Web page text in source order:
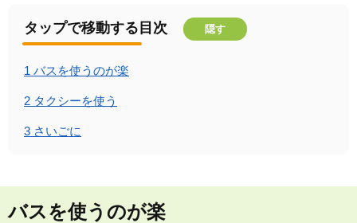
タップで移動する目次 隠す
1 バスを使うのが楽
2 タクシーを使う
3 さいごに
バスを使うのが楽